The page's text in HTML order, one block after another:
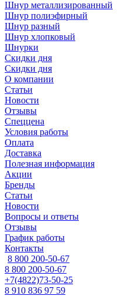
Шнур металлизированный
Шнур полиэфирный
Шнур разный
Шнур хлопковый
Шнурки
Скидки дня
Скидки дня
О компании
Статьи
Новости
Отзывы
Спеццена
Условия работы
Оплата
Доставка
Полезная информация
Акции
Бренды
Статьи
Новости
Вопросы и ответы
Отзывы
График работы
Контакты
8 800 200-50-67
8 800 200-50-67
+7(4822)73-50-25
8 910 836 97 59